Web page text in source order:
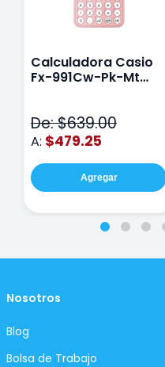
Calculadora Casio
Fx-991Cw-Pk-Mt
De: $639.00
A: $479.25
Agregar
Nosotros
Blog
Bolsa de Trabajo